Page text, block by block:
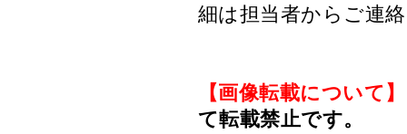
細は担当者からご連
【画像転載について】
て転載禁止です。